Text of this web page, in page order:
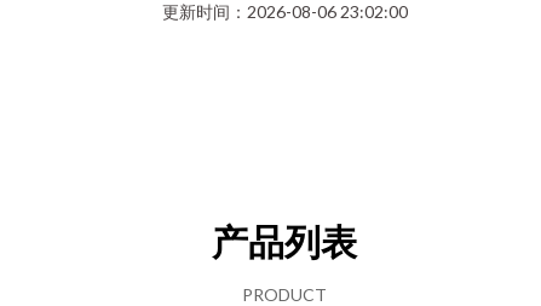
更新时间：2026-08-06 23:02:00
产品列表
PRODUCT